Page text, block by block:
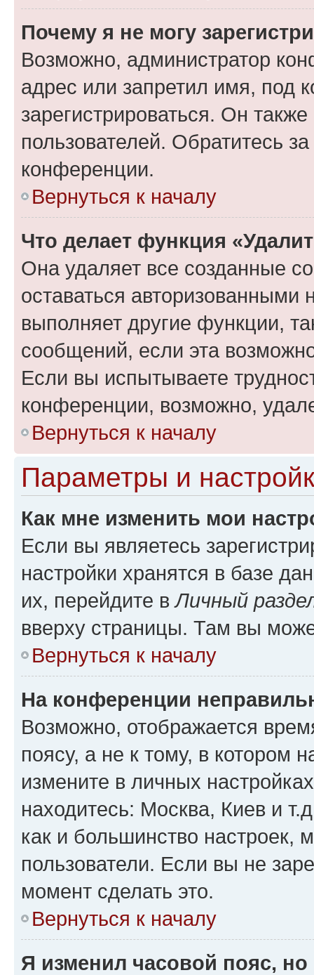
Почему я не могу
Возможно, администратор
адрес или запретил имя, под
зарегистрироваться. Он
пользователей. Обратитесь
конференции.
Вернуться к началу
Что делает функция
Она удаляет все созданные
оставаться авторизованными
выполняет другие функции,
сообщений, если эта
Если вы испытываете
конференции, возможно,
Вернуться к началу
Параметры и
Как мне изменить мои
Если вы являетесь
настройки хранятся в базе
их, перейдите вЛичный
вверху страницы. Там вы
Вернуться к началу
На конференции
Возможно, отображается
поясу, а не к тому, в котором
измените в личных
находитесь: Москва, Киев и
как и большинство настроек,
пользователи. Если вы не
момент сделать это.
Вернуться к началу
Я изменил часовой пояс,